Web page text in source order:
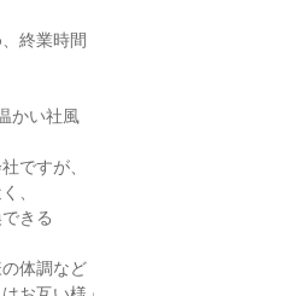
終業時間
かい社風
ですが、
、
きる
体調など